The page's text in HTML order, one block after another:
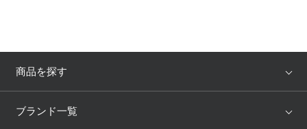
商品を探す
アイテム
ブランド一覧